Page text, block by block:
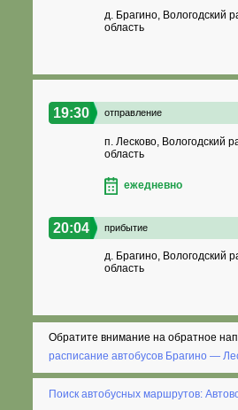
д. Брагино, Вологодский
область
19:30 отправление
п. Лесково, Вологодский
область
ежедневно
20:04 прибытие
д. Брагино, Вологодский
область
Обратите внимание на обратное
расписание автобусов Брагино —
Поиск автобусных маршрутов: